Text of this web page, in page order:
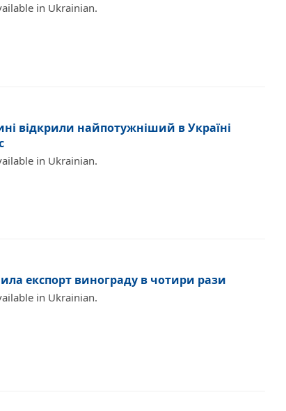
in Ukrainian.
відкрили найпотужніший в Україні
in Ukrainian.
експорт винограду в чотири рази
in Ukrainian.